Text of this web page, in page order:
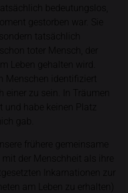
bedeutungslos,
gestorben war. Sie
tatsächlich
toter Mensch, der
Leben gehalten wird.
Menschen identifiziert
einer zu sein. In Träumen
und habe keinen Platz
gab.
frühere gemeinsame
der Menschheit als ihre
Inkarnationen zur
am Leben zu erhalten)